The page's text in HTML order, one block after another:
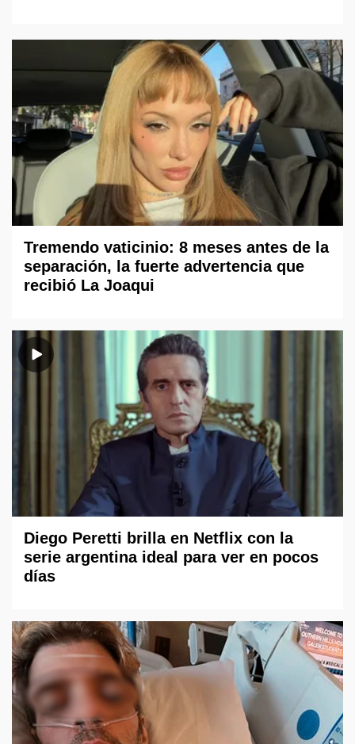
Tremendo vaticinio: 8 meses antes de la
separación, la fuerte advertencia que
recibió La Joaqui
Diego Peretti brilla en Netflix con la
serie argentina ideal para ver en pocos
días